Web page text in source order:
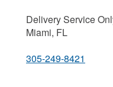
Delivery Service
Miami, FL
305-249-8421